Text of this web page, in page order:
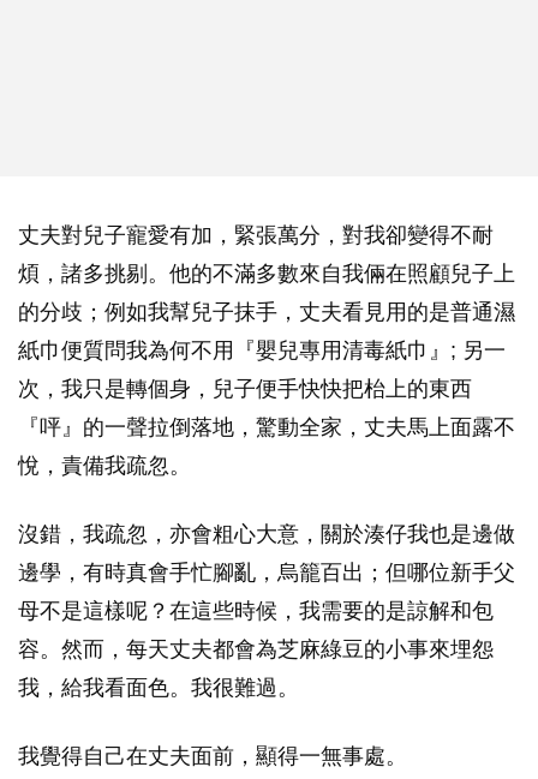
丈夫對兒子寵愛有加，緊張萬分，對我卻變得不耐
煩，諸多挑剔。他的不滿多數來自我倆在照顧兒子上
的分歧；例如我幫兒子抹手，丈夫看見用的是普通濕
紙巾便質問我為何不用『嬰兒專用清毒紙巾』; 另一
次，我只是轉個身，兒子便手快快把枱上的東西
『呯』的一聲拉倒落地，驚動全家，丈夫馬上面露不
悅，責備我疏忽。
沒錯，我疏忽，亦會粗心大意，關於湊仔我也是邊做
邊學，有時真會手忙腳亂，烏籠百出；但哪位新手父
母不是這樣呢？在這些時候，我需要的是諒解和包
容。然而，每天丈夫都會為芝麻綠豆的小事來埋怨
我，給我看面色。我很難過。
我覺得自己在丈夫面前，顯得一無事處。